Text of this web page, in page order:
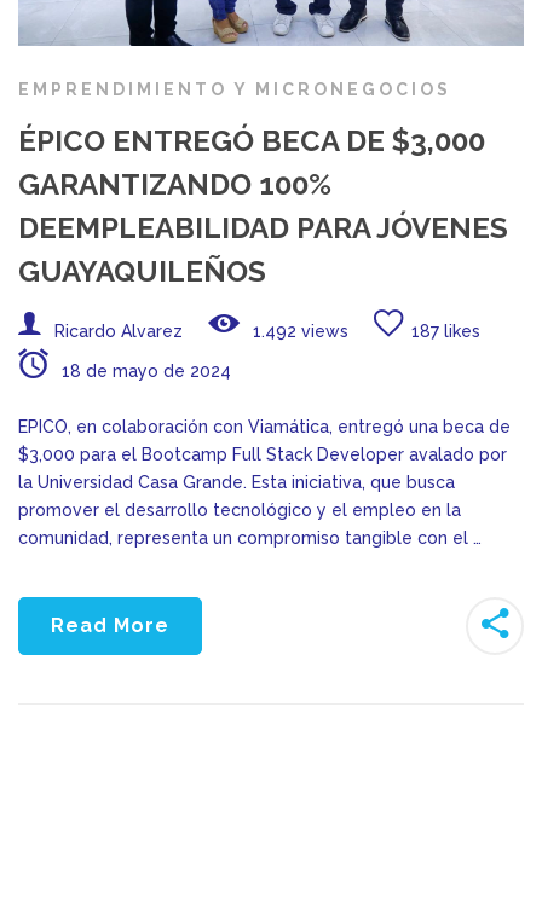
EMPRENDIMIENTO Y MICRONEGOCIOS
ÉPICO ENTREGÓ BECA DE $3,000
GARANTIZANDO 100%
DEEMPLEABILIDAD PARA JÓVENES
GUAYAQUILEÑOS
Ricardo Alvarez 1.492 views 187 likes
18 de mayo de 2024
EPICO, en colaboración con Viamática, entregó una beca de
$3,000 para el Bootcamp Full Stack Developer avalado por
la Universidad Casa Grande. Esta iniciativa, que busca
promover el desarrollo tecnológico y el empleo en la
comunidad, representa un compromiso tangible con el …
Read More